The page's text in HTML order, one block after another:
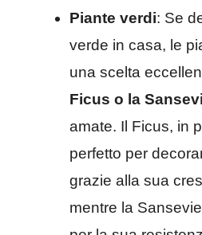
Piante verdi: Se
verde in casa, le
una scelta
Ficus o la
amate. Il Ficus, in
perfetto per
grazie alla sua
mentre la